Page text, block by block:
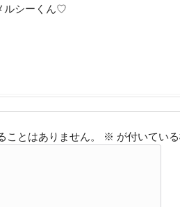
ルシーくん♡
ことはありません。
※ が付いてい